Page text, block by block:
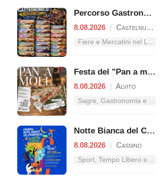
Percorso Gastronomico
8.08.2026 | Castelnuovo Parano
Fiere e Mercatini nel Lazio
Festa del "Pan a moll"
8.08.2026 | Alvito
Sagre, Gastronomia e Tradizioni nel Lazio
Notte Bianca del Commercio
8.08.2026 | Cassino
Sport, Tempo Libero e Divertimento nel Lazio